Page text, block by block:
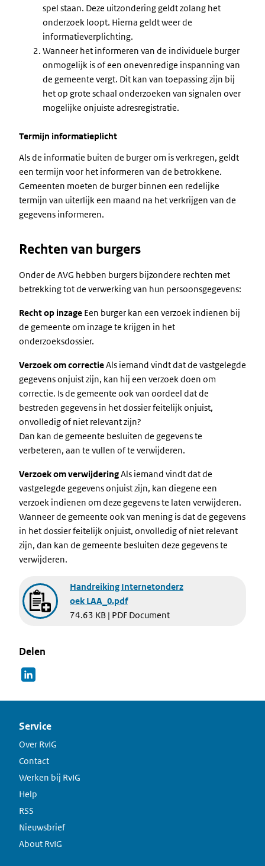
spel staan. Deze uitzondering geldt zolang het
onderzoek loopt. Hierna geldt weer de
informatieverplichting.
Wanneer het informeren van de individuele burger
onmogelijk is of een onevenredige inspanning van
de gemeente vergt. Dit kan van toepassing zijn bij
het op grote schaal onderzoeken van signalen over
mogelijke onjuiste adresregistratie.
Termijn informatieplicht
Als de informatie buiten de burger om is verkregen, geldt
een termijn voor het informeren van de betrokkene.
Gemeenten moeten de burger binnen een redelijke
termijn van uiterlijk een maand na het verkrijgen van de
gegevens informeren.
Rechten van burgers
Onder de AVG hebben burgers bijzondere rechten met
betrekking tot de verwerking van hun persoonsgegevens:
Recht op inzage Een burger kan een verzoek indienen bij
de gemeente om inzage te krijgen in het
onderzoeksdossier.
Verzoek om correctieAls iemand vindt dat de vastgelegde
gegevens onjuist zijn, kan hij een verzoek doen om
correctie. Is de gemeente ook van oordeel dat de
bestreden gegevens in het dossier feitelijk onjuist,
onvolledig of niet relevant zijn?
Dan kan de gemeente besluiten de gegevens te
verbeteren, aan te vullen of te verwijderen.
Verzoek om verwijderingAls iemand vindt dat de
vastgelegde gegevens onjuist zijn, kan diegene een
verzoek indienen om deze gegevens te laten verwijderen.
Wanneer de gemeente ook van mening is dat de gegevens
in het dossier feitelijk onjuist, onvolledig of niet relevant
zijn, dan kan de gemeente besluiten deze gegevens te
verwijderen.
Document
Handreiking Internetonderz
oek LAA_0.pdf
74.63 KB | PDF Document
Delen
Service
Over RvIG
Contact
Werken bij RvIG
Help
RSS
Nieuwsbrief
About RvIG